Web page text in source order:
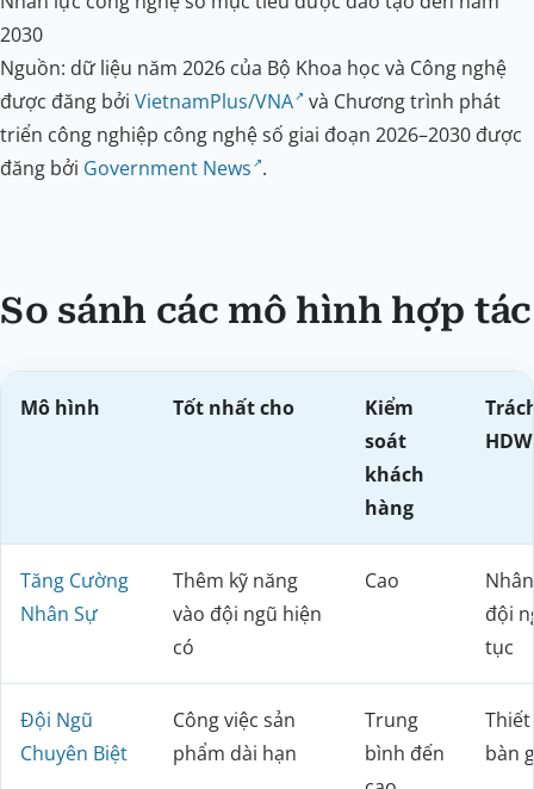
2030
Nguồn: dữ liệu năm 2026 của Bộ Khoa học và Công nghệ
được đăng bởi VietnamPlus/VNA và Chương trình phát
triển công nghiệp công nghệ số giai đoạn 2026–2030 được
đăng bởi Government News .
So sánh các mô hình hợp tác
Mô hình Tốt nhất cho
Kiểm
soát
khách
hàng
Tăng Cường
Nhân Sự
Thêm kỹ năng
vào đội ngũ hiện
có
Cao
đội
tục
Đội Ngũ
Chuyên Biệt
Công việc sản
phẩm dài hạn
Trung
bình đến
bàn